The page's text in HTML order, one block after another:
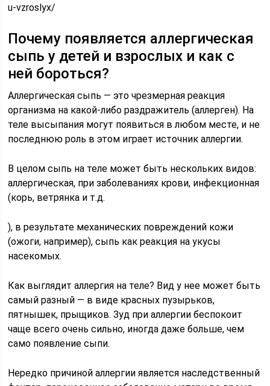
u-vzroslyx/
Почему появляется аллергическая
сыпь у детей и взрослых и как с
ней бороться?
Аллергическая сыпь — это чрезмерная реакция
организма на какой-либо раздражитель (аллерген). На
теле высыпания могут появиться в любом месте, и не
последнюю роль в этом играет источник аллергии.
В целом сыпь на теле может быть нескольких видов:
аллергическая, при заболеваниях крови, инфекционная
(корь, ветрянка и т.д.
), в результате механических повреждений кожи
(ожоги, например), сыпь как реакция на укусы
насекомых.
Как выглядит аллергия на теле? Вид у нее может быть
самый разный — в виде красных пузырьков,
пятнышек, прыщиков. Зуд при аллергии беспокоит
чаще всего очень сильно, иногда даже больше, чем
само появление сыпи.
Нередко причиной аллергии является наследственный